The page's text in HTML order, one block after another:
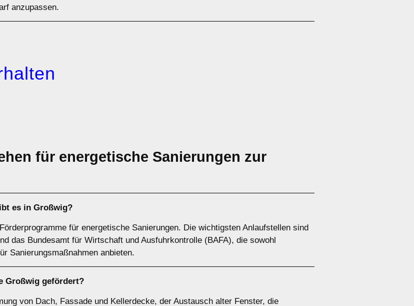
anzupassen.
für energetische Sanierungen zur
es in Großwig?
für energetische Sanierungen. Die wichtigsten Anlaufstellen sind
das Bundesamt für Wirtschaft und Ausfuhrkontrolle (BAFA), die sowohl
Sanierungsmaßnahmen anbieten.
Großwig gefördert?
von Dach, Fassade und Kellerdecke, der Austausch alter Fenster, die